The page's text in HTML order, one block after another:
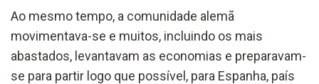
Ao mesmo tempo, a comunidade alemã
movimentava-se e muitos, incluindo os mais
abastados, levantavam as economias e preparavam-
se para partir logo que possível, para Espanha, país